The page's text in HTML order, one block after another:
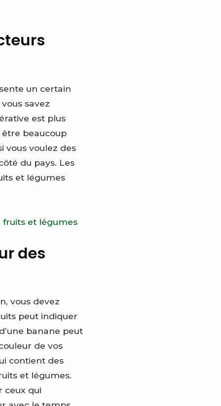
un certain
savez
est plus
beaucoup
vous voulez des
du pays. Les
et légumes
fruits et légumes
des
vous devez
peut indiquer
banane peut
de vos
contient des
et légumes.
ceux qui